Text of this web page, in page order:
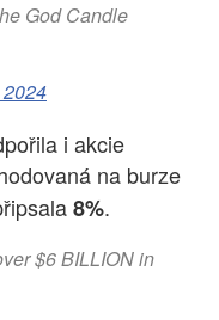
God Candle
i akcie
na burze
8%.
$6 BILLION in